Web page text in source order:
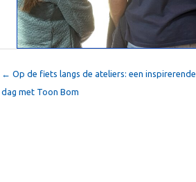
← Op de fiets langs de ateliers: een inspirerende
dag met Toon Bom